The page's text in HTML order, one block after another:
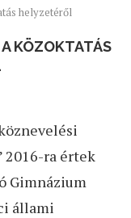
helyzetéről
KÖZOKTATÁS
2016-ra értek
Gimnázium
állami